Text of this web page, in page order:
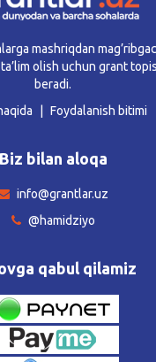
mashriqdan
olish uchun grant
beradi.
Foydalanish bitimi
Biz bilan aloqa
info@grantlar.uz
@hamidziyo
qabul qilamiz